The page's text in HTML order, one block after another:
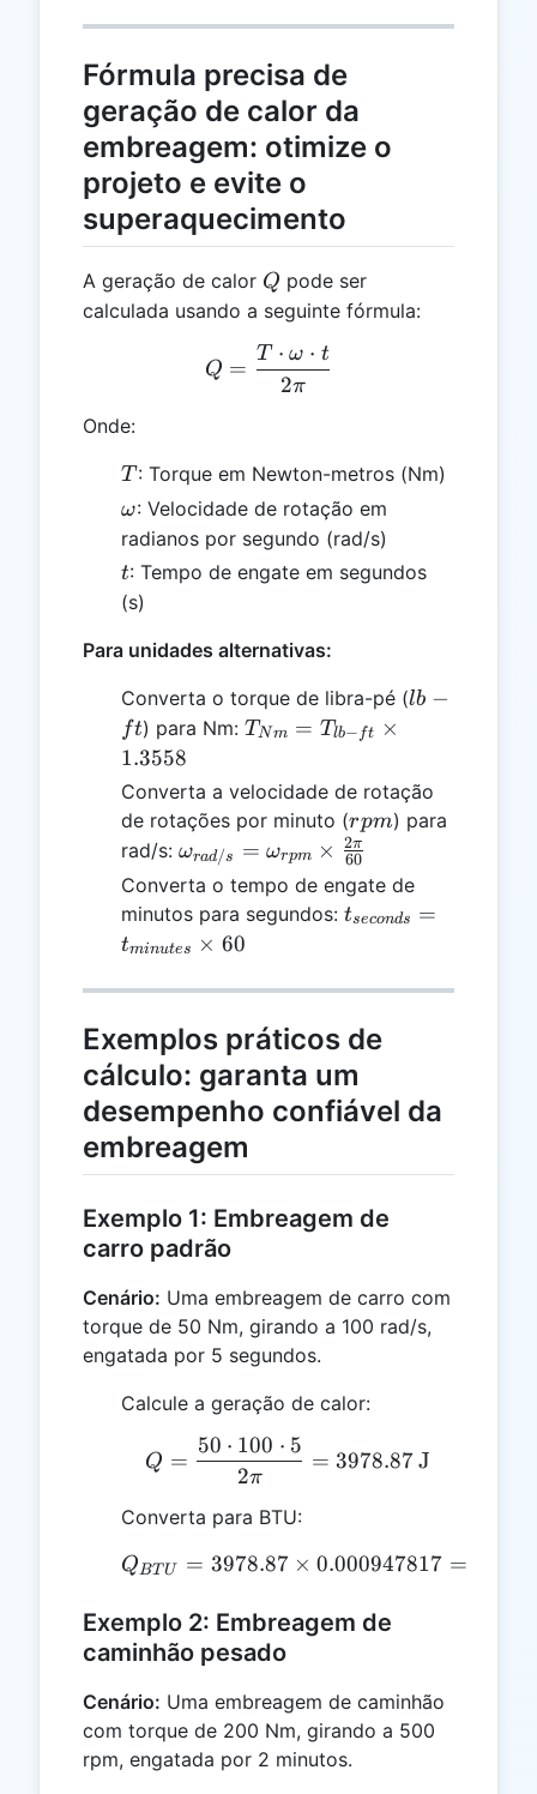
Fórmula precisa de
geração de calor da
embreagem: otimize o
projeto e evite o
superaquecimento
A geração de calor Q
Q pode ser
calculada usando a seguinte fórmula:
Q = \frac{T \cdot
Q =
2π
T ⋅ ω ⋅ t
Onde:
T
T : Torque em Newton-metros (Nm)
\omega
ω: Velocidade de rotação em
radianos por segundo (rad/s)
t
t: Tempo de engate em segundos
(s)
Para unidades alternativas:
Converta o torque de libra-pé (lb-
lb −
ft) para Nm:T_{Nm}
T_{lb-
ft}
\times
1.3558
TNm = Tlb− ft
×
1.3558
Converta a velocidade de rotação
de rotações por minuto (rpm
rpm) para
rad/s: \omega_{rad/s}
=
\omega_{rpm}
\times \frac{2
\pi}{60}
ωrad/s = ωrpm × 60
2π
Converta o tempo de engate de
minutos para segundos: t_{seconds}
\times 60
tseconds =
tminutes × 60
Exemplos práticos de
cálculo: garanta um
desempenho confiável da
embreagem
Exemplo 1: Embreagem de
carro padrão
Cenário: Uma embreagem de carro com
torque de 50 Nm, girando a 100 rad/s,
engatada por 5 segundos.
Calcule a geração de calor:
Q = \frac{50 \cdot
Q =
2π
50 ⋅ 100 ⋅ 5
= 3978.87J
Converta para BTU:
Q_{BTU} = 3978.87
QBTU = 3978.87 × 0.000947817 =
Exemplo 2: Embreagem de
caminhão pesado
Cenário: Uma embreagem de caminhão
com torque de 200 Nm, girando a 500
rpm, engatada por 2 minutos.